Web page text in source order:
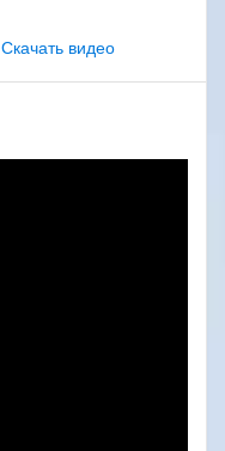
Скачать видео